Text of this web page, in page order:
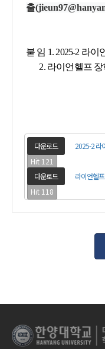
출
붙 임 1. 2025-2 라
2. 라이언헬프 장
다운로드 2025-2 라
Hit 121
다운로드
라이언헬
Hit 118